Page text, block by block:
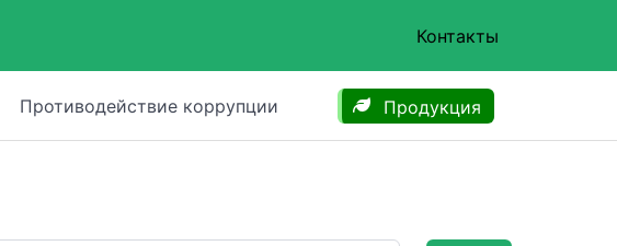
Контакты
Противодействие коррупции Продукция